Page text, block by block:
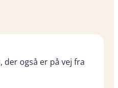
der også er på vej fra